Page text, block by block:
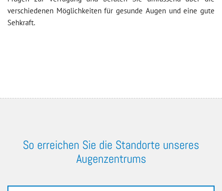
verschiedenen Möglichkeiten für gesunde Augen und eine gute
Sehkraft.
So erreichen Sie die Standorte unseres
Augenzentrums